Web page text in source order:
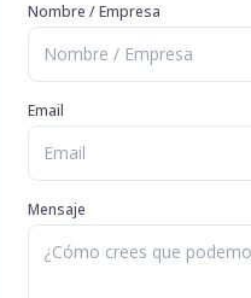
Nombre / Empresa
Email
Mensaje